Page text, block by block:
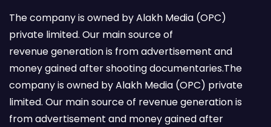
The company is owned by Alakh Media (OPC)
private limited. Our main source of
revenue generation is from advertisement and
money gained after shooting documentaries.The
company is owned by Alakh Media (OPC) private
limited. Our main source of revenue generation is
from advertisement and money gained after